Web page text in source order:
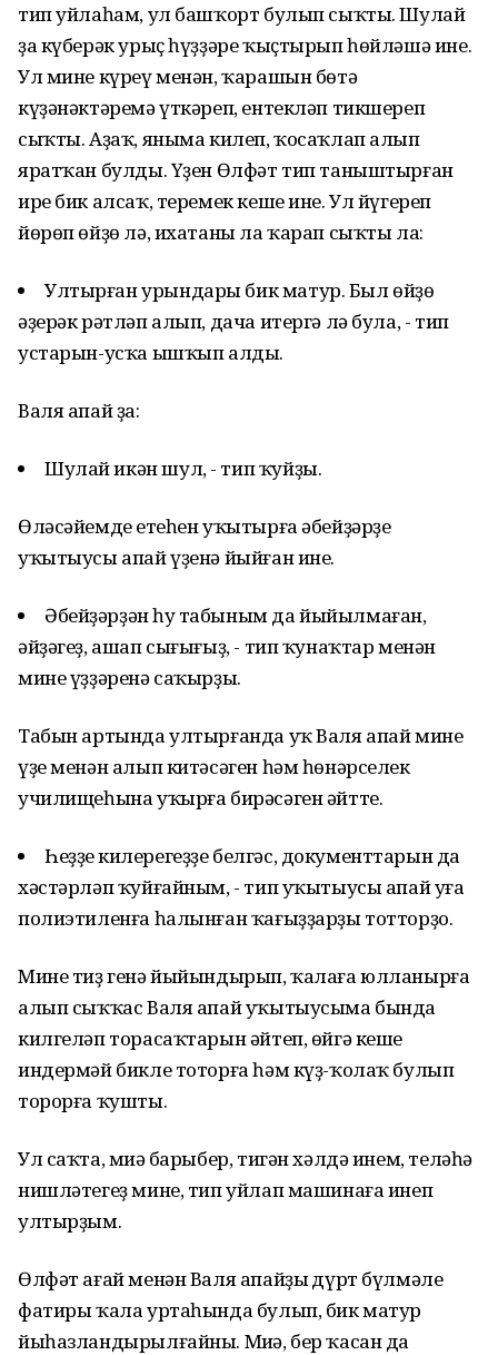
тип уйлаһам, ул башҡорт булып сыҡты. Шулай
ҙа күберәк урыҫ һүҙҙәре ҡыҫтырып һөйләшә ине.
Ул мине күреү менән, ҡарашын бөтә
күҙәнәктәремә үткәреп, ентекләп тикшереп
сыҡты. Аҙаҡ, яныма килеп, ҡосаҡлап алып
яратҡан булды. Үҙен Өлфәт тип таныштырған
ире бик алсаҡ, теремек кеше ине. Ул йүгереп
йөрөп өйҙө лә, ихатаны ла ҡарап сыҡты ла:
Ултырған урындары бик матур. Был өйҙө
әҙерәк рәтләп алып, дача итергә лә була, - тип
устарын-усҡа ышҡып алды.
Валя апай ҙа:
Шулай икән шул, - тип ҡуйҙы.
Өләсәйемдең етеһен уҡытырға әбейҙәрҙе
уҡытыусы апай үҙенә йыйған ине.
Әбейҙәрҙән һуң табыным да йыйылмаған,
әйҙәгеҙ, ашап сығығыҙ, - тип ҡунаҡтар менән
мине үҙҙәренә саҡырҙы.
Табын артында ултырғанда уҡ Валя апай мине
үҙе менән алып китәсәген һәм һөнәрселек
училищеһына уҡырға бирәсәген әйтте.
Һеҙҙең килерегеҙҙе белгәс, документтарын да
хәстәрләп ҡуйғайным, - тип уҡытыусы апай уға
полиэтиленға һалынған ҡағыҙҙарҙы тотторҙо.
Мине тиҙ генә йыйындырып, ҡалаға юлланырға
алып сыҡҡас Валя апай уҡытыусыма бында
килгеләп торасаҡтарын әйтеп, өйгә кеше
индермәй бикле тоторға һәм күҙ-ҡолаҡ булып
торорға ҡушты.
Ул саҡта, миңә барыбер, тигән хәлдә инем, теләһә
нишләтегеҙ мине, тип уйлап машинаға инеп
ултырҙым.
Өлфәт ағай менән Валя апайҙың дүрт бүлмәле
фатиры ҡала уртаһында булып, бик матур
йыһазландырылғайны. Миңә, бер ҡасан да